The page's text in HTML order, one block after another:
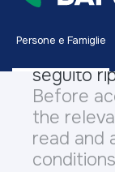
Prima di
relative
leggere
seguito
Before
the
read and
Persone e Famiglie